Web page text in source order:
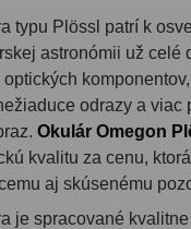
28
typu Plössl patrí k
astronómii už celé
odrazy a viac
Okulár Omegon
kvalitu za cenu,
aj skúsenému
je spracované